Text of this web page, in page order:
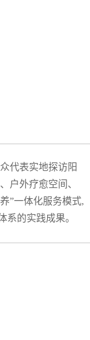
代表实地探访阳
户外疗愈空间、
”一体化服务模式,
系的实践成果。